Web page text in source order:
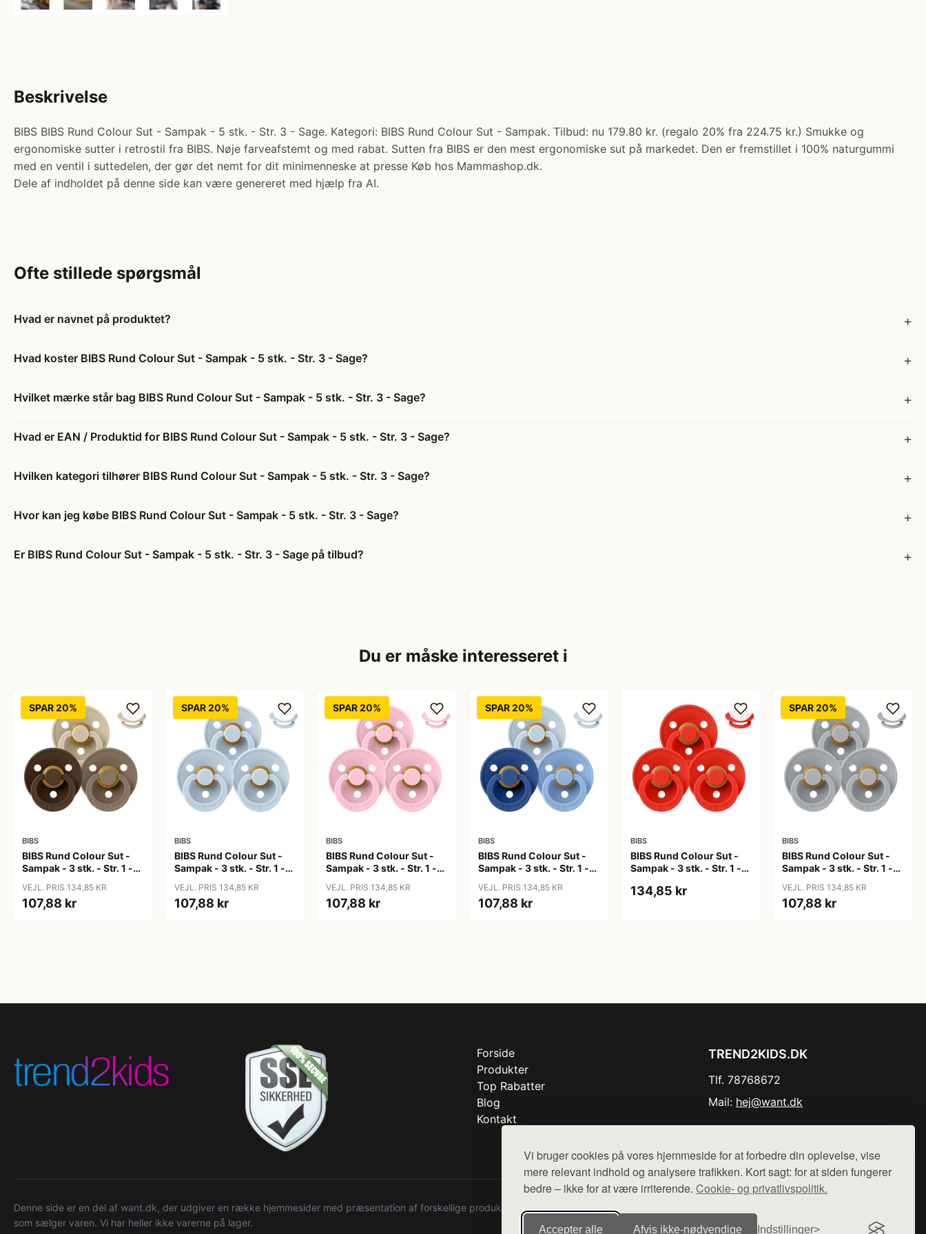
Vi bruger cookies på vores hjemmeside for at forbedre din oplevelse, vise
mere relevant indhold og analysere trafikken. Kort sagt: for at siden fungerer
bedre – ikke for at være irriterende. Cookie- og privatlivspolitik.
Accepter alle Afvis ikke‑nødvendige Indstillinger
Beskrivelse
BIBS BIBS Rund Colour Sut - Sampak - 5 stk. - Str. 3 - Sage. Kategori: BIBS Rund Colour Sut - Sampak. Tilbud: nu 179.80 kr. (regalo 20% fra 224.75 kr.) Smukke og
ergonomiske sutter i retrostil fra BIBS. Nøje farveafstemt og med rabat. Sutten fra BIBS er den mest ergonomiske sut på markedet. Den er fremstillet i 100% naturgummi
med en ventil i suttedelen, der gør det nemt for dit minimenneske at presse Køb hos Mammashop.dk.
Dele af indholdet på denne side kan være genereret med hjælp fra AI.
Ofte stillede spørgsmål
Hvad er navnet på produktet?
Hvad koster BIBS Rund Colour Sut - Sampak - 5 stk. - Str. 3 - Sage?
Hvilket mærke står bag BIBS Rund Colour Sut - Sampak - 5 stk. - Str. 3 - Sage?
Hvad er EAN / Produktid for BIBS Rund Colour Sut - Sampak - 5 stk. - Str. 3 - Sage?
Hvilken kategori tilhører BIBS Rund Colour Sut - Sampak - 5 stk. - Str. 3 - Sage?
Hvor kan jeg købe BIBS Rund Colour Sut - Sampak - 5 stk. - Str. 3 - Sage?
Er BIBS Rund Colour Sut - Sampak - 5 stk. - Str. 3 - Sage på tilbud?
Du er måske interesseret i
SPAR 20%
BIBS
BIBS Rund Colour Sut -
Sampak - 3 stk. - Str. 1 -
VEJL. PRIS 134,85 KR
107,88 kr
SPAR 20%
BIBS
BIBS Rund Colour Sut -
Sampak - 3 stk. - Str. 1 -
VEJL. PRIS 134,85 KR
107,88 kr
SPAR 20%
BIBS
BIBS Rund Colour Sut -
Sampak - 3 stk. - Str. 1 -
VEJL. PRIS 134,85 KR
107,88 kr
SPAR 20%
BIBS
BIBS Rund Colour Sut -
Sampak - 3 stk. - Str. 1 -
VEJL. PRIS 134,85 KR
107,88 kr
BIBS
BIBS Rund Colour Sut -
Sampak - 3 stk. - Str. 1 -
134,85 kr
SPAR 20%
BIBS
BIBS Rund Colour Sut -
Sampak - 3 stk. - Str. 1 -
VEJL. PRIS 134,85 KR
107,88 kr
Forside
Produkter
Top Rabatter
Blog
Kontakt
TREND2KIDS.DK
Tlf. 78768672
Mail: hej@want.dk
Denne side er en del af want.dk, der udgiver en række hjemmesider med præsentation af forskellige produkter fra diverse webshops. Der sælges ikke varer fra denne side - vi henviser til de shops,
som sælger varen. Vi har heller ikke varerne på lager.